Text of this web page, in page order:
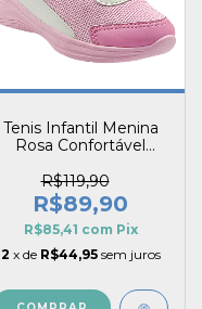
Tenis Infantil Menina
Rosa Confortável
Eco Pecompe
R$119,90
R$89,90
R$85,41 com Pix
2 x de R$44,95 sem juros